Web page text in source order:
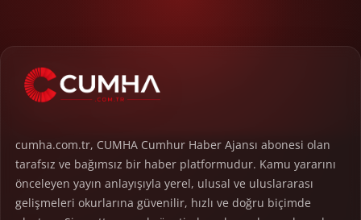
cumha.com.tr, CUMHA Cumhur Haber Ajansı abonesi olan
tarafsız ve bağımsız bir haber platformudur. Kamu yararını
önceleyen yayın anlayışıyla yerel, ulusal ve uluslararası
gelişmeleri okurlarına güvenilir, hızlı ve doğru biçimde